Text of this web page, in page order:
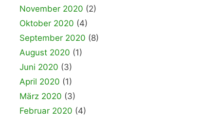
November 2020 (2)
Oktober 2020 (4)
September 2020 (8)
August 2020 (1)
Juni 2020 (3)
April 2020 (1)
März 2020 (3)
Februar 2020 (4)